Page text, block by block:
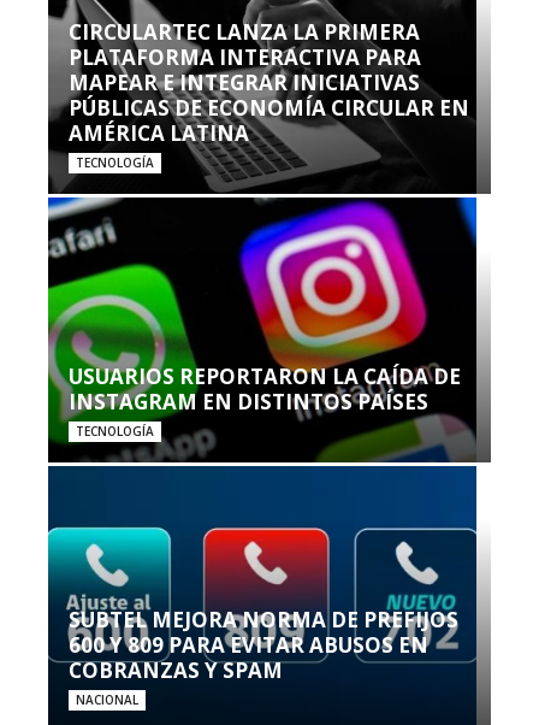
CIRCULARTEC LANZA LA PRIMERA
PLATAFORMA INTERACTIVA PARA
MAPEAR E INTEGRAR INICIATIVAS
PÚBLICAS DE ECONOMÍA CIRCULAR EN
AMÉRICA LATINA
TECNOLOGÍA
USUARIOS REPORTARON LA CAÍDA DE
INSTAGRAM EN DISTINTOS PAÍSES
TECNOLOGÍA
SUBTEL MEJORA NORMA DE PREFIJOS
600 Y 809 PARA EVITAR ABUSOS EN
COBRANZAS Y SPAM
NACIONAL